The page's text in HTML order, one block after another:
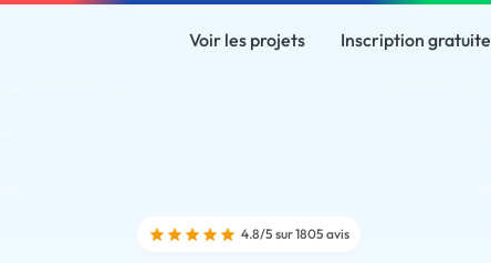
Voir les projets Inscription gratuite
4.8/5 sur 1805 avis